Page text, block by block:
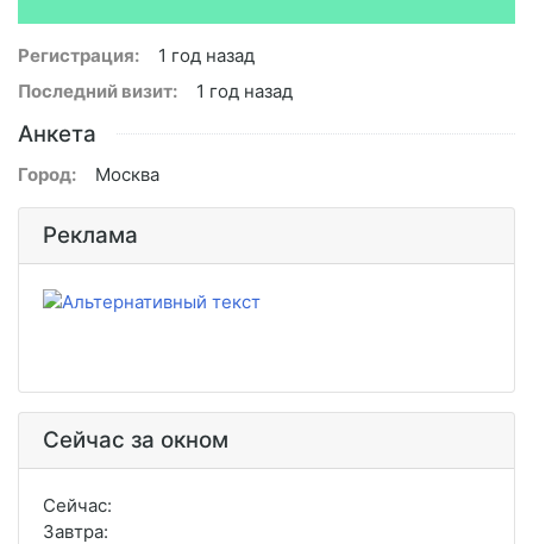
Регистрация:
1 год назад
Последний визит:
1 год назад
Анкета
Город: Москва
Реклама
Сейчас за окном
Сейчас:
Завтра: